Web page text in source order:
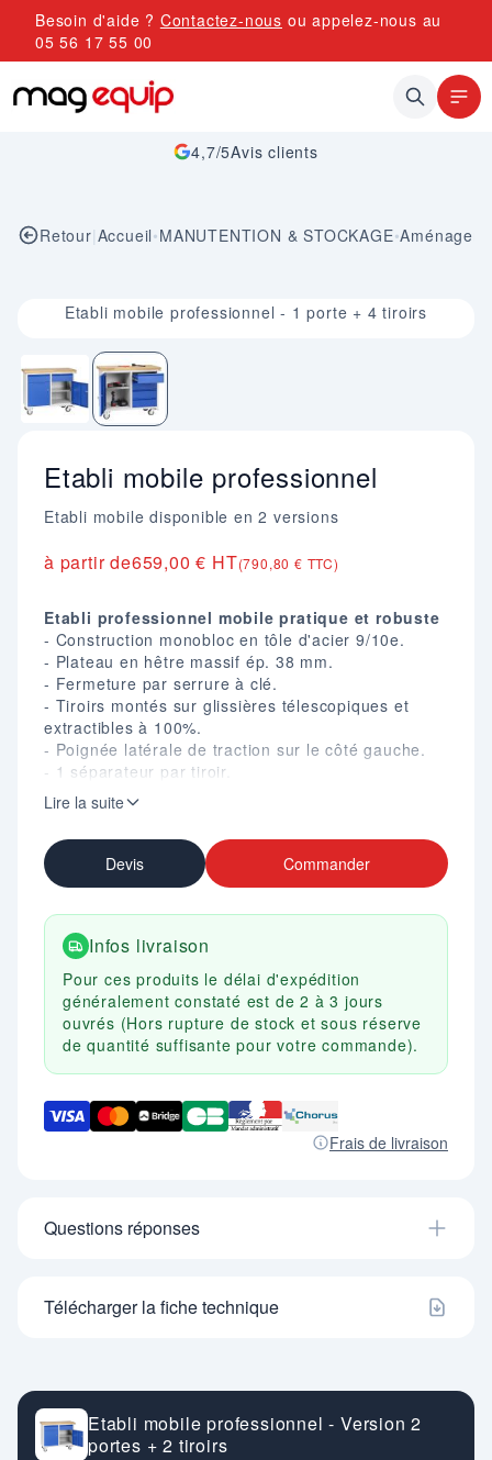
Allez au contenu
Besoin d'aide ? Contactez-nous ou appelez-nous au
05 56 17 55 00
4,7/5Avis clients
Retour|Accueil•MANUTENTION & STOCKAGE•
Image 2 sur 2
Etabli mobile professionnel - 1 porte + 4 tiroirs
Etabli mobile professionnel
Etabli mobile disponible en 2 versions
à partir de659,00 € HT(790,80 € TTC)
Etabli professionnel mobile pratique et robuste
- Construction monobloc en tôle d'acier 9/10e.
- Plateau en hêtre massif ép. 38 mm.
- Fermeture par serrure à clé.
- Tiroirs montés sur glissières télescopiques et
extractibles à 100%.
- Poignée latérale de traction sur le côté gauche.
- 1 séparateur par tiroir.
- 4 roulettes (2 fixes, 2 pivotantes) D. 125 mm dont
2 à frein.
- Finition peinture époxy Gris RAL 7035 / Bleu RAL
5010.
- Dim. (mm) : H. 845 X L. 1000 X P. 500.
Lire la suite
Devis Commander
Infos livraison
Pour ces produits le délai d'expédition
généralement constaté est de 2 à 3 jours
ouvrés (Hors rupture de stock et sous réserve
de quantité suffisante pour votre commande).
Frais de livraison
Questions réponses
Télécharger la fiche technique
Etabli mobile professionnel - Version 2
portes + 2 tiroirs